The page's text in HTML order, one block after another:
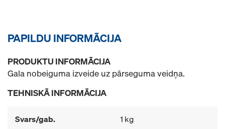
PAPILDU INFORMĀCIJA
PRODUKTU INFORMĀCIJA
Gala nobeiguma izveide uz pārseguma veidņa.
TEHNISKĀ INFORMĀCIJA
Svars/gab. 1 kg